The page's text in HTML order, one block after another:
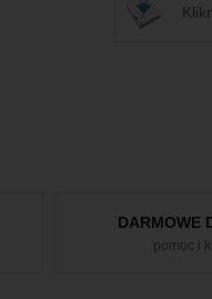
DARMOWE
pomoc i